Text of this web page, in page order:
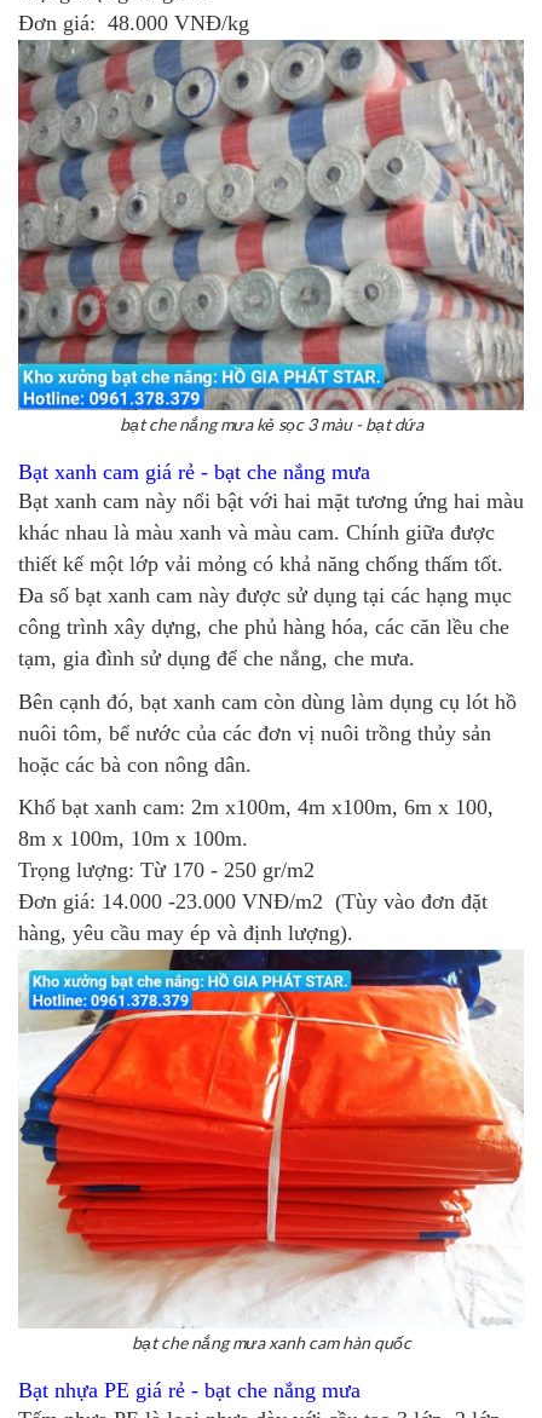
Đơn giá: 48.000 VNĐ/kg
bạt che nắng mưa kẻ sọc 3 màu - bạt dứa
Bạt xanh cam giá rẻ - bạt che nắng mưa
Bạt xanh cam này nổi bật với hai mặt tương ứng hai màu
khác nhau là màu xanh và màu cam. Chính giữa được
thiết kế một lớp vải mỏng có khả năng chống thấm tốt.
Đa số bạt xanh cam này được sử dụng tại các hạng mục
công trình xây dựng, che phủ hàng hóa, các căn lều che
tạm, gia đình sử dụng để che nắng, che mưa.
Bên cạnh đó, bạt xanh cam còn dùng làm dụng cụ lót hồ
nuôi tôm, bể nước của các đơn vị nuôi trồng thủy sản
hoặc các bà con nông dân.
Khổ bạt xanh cam: 2m x100m, 4m x100m, 6m x 100,
8m x 100m, 10m x 100m.
Trọng lượng: Từ 170 - 250 gr/m2
Đơn giá: 14.000 -23.000 VNĐ/m2 (Tùy vào đơn đặt
hàng, yêu cầu may ép và định lượng).
bạt che nắng mưa xanh cam hàn quốc
Bạt nhựa PE giá rẻ - bạt che nắng mưa